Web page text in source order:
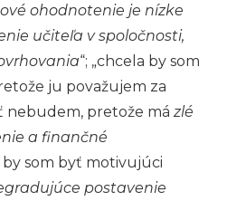
ohodnotenie je nízke
učiteľa v spoločnosti,
“; „chcela by som
ju považujem za
nebudem, pretože má zlé
a finančné
by som byť motivujúci
postavenie